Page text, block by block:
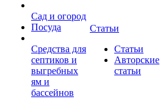
Сад и огород
Посуда
Средства для
септиков и
выгребных
ям и
бассейнов
Статьи
Статьи
Авторские
статьи